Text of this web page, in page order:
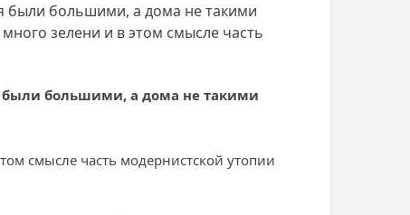
были большими, а дома не такими
зелени и в этом смысле часть
были большими, а дома не такими
смысле часть модернистской утопии